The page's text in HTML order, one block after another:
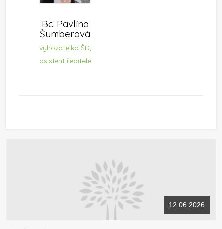
Bc. Pavlína
Šumberová
vyhovatelka ŠD,
asistent ředitele
12.06.2026